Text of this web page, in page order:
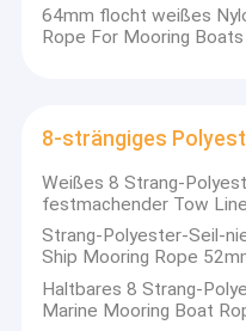
64mm flocht weißes
Rope For Mooring Boats
8-strängiges
Weißes 8 Strang-
festmachender Tow
Strang-Polyester-Seil-
Ship Mooring Rope
Haltbares 8 Strang-
Marine Mooring Boat